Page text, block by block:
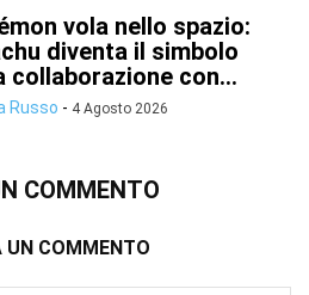
vola nello spazio:
diventa il simbolo
collaborazione con...
Russo - 4 Agosto 2026
COMMENTO
UN COMMENTO